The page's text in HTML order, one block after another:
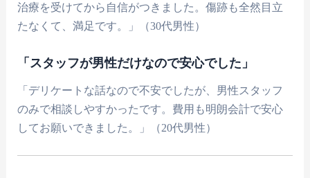
治療を受けてから自信がつきました。傷跡も全然目立
たなくて、満足です。」（30代男性）
「スタッフが男性だけなので安心でした」
「デリケートな話なので不安でしたが、男性スタッフ
のみで相談しやすかったです。費用も明朗会計で安心
してお願いできました。」（20代男性）